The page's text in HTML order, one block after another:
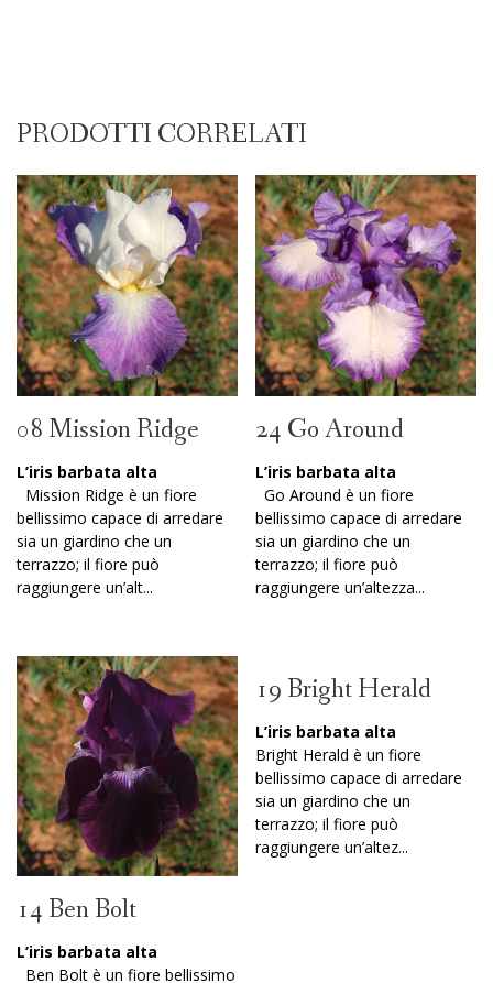
PRODOTTI CORRELATI
08 Mission Ridge
L’iris barbata alta
Mission Ridge è un fiore
bellissimo capace di arredare
sia un giardino che un
terrazzo; il fiore può
raggiungere un’alt...
24 Go Around
L’iris barbata alta
Go Around è un fiore
bellissimo capace di arredare
sia un giardino che un
terrazzo; il fiore può
raggiungere un’altezza...
14 Ben Bolt
L’iris barbata alta
Ben Bolt è un fiore bellissimo
19 Bright Herald
L’iris barbata alta
Bright Herald è un fiore
bellissimo capace di arredare
sia un giardino che un
terrazzo; il fiore può
raggiungere un’altez...